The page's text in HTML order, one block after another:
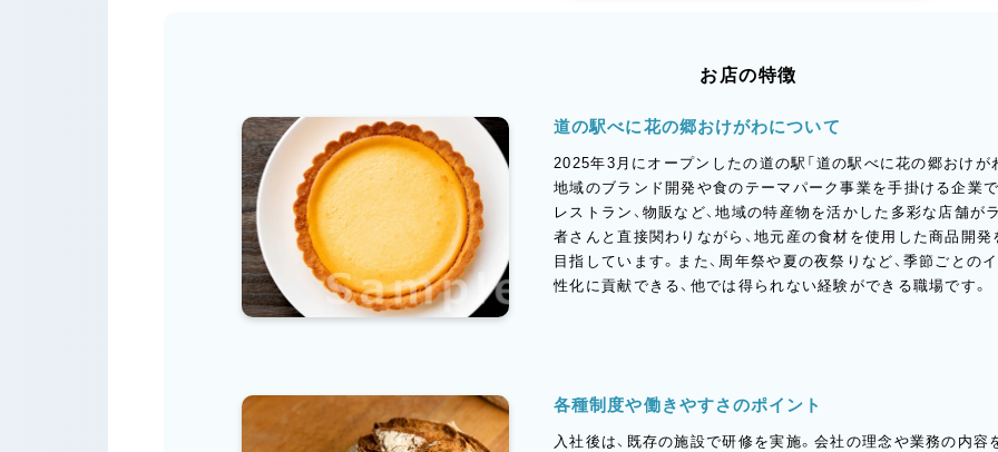
お店の特徴
道の駅べに花の郷おけがわについて
2025年3月にオープンしたの道の駅「道の駅べに花の郷おけがわ
地域のブランド開発や食のテーマパーク事業を手掛ける企業で
レストラン、物販など、地域の特産物を活かした多彩な店舗が
者さんと直接関わりながら、地元産の食材を使用した商品開発
目指しています。また、周年祭や夏の夜祭りなど、季節ごとの
性化に貢献できる、他では得られない経験ができる職場です。
各種制度や働きやすさのポイント
入社後は、既存の施設で研修を実施。会社の理念や業務の内容